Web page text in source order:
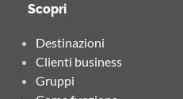
Scopri
Destinazioni
Clienti business
Gruppi